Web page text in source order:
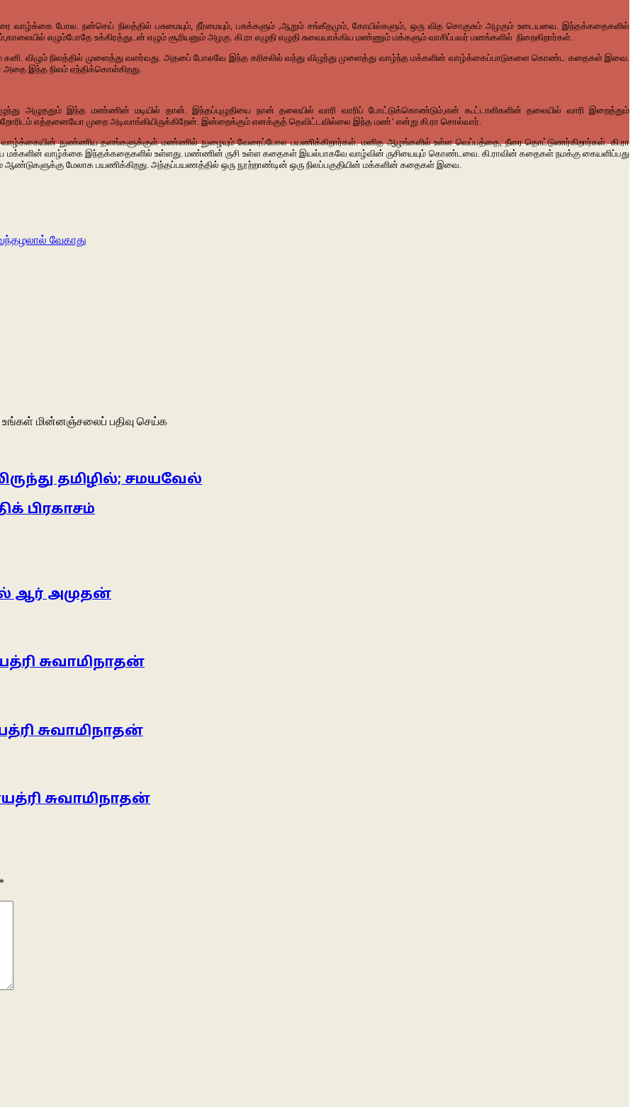
வாழ்க்கை போல .நன்செய் நிலத்தில் பசுமையும், நீர்மையும், பசுக்களும்,ஆறும் சங்கீதமும் ,கோயில்களும் ஒரு வித சொகுசும் அழகும் உடையவை .இந்தக்கதைகளில்
காலையில் எழும்போதே உக்கிரத்துடன் எழும் சூரியனும் அழகு கி ரா எழுதி எழுதி சுவையாக்கிய மண்ணும் மக்களும் வாசிப்பவர் மனங்களில் நிறைகிறார்கள்
கனி விழும் நிலத்தில் முளைத்து வளர்வது அதபை் போலவே இந்த கரிசலில் வந்து விழுந்து முளைத்து வாழ்ந்த மக்களின் வாழ்க்கைப்பாடுகளை கொண்ட கதைகள் இவை
அதை இந்த நிலம் ஏந்திக்கொள்கிறது
அழுததும் இந்த மண்ணின் மடியில் தான் .இந்தப்புழுதியை நான் தலையில் வாரி வாரிப் போட்டுக்கொண்டும் ,என் கூட்டாளிகளின் தலையில் வாரி இறைத்தும்
எத்தனையோ முறை அடிவாங்கியிருக்கிறேன் இன்றைக்கும் எனக்குத் தெவிட்டவில்லை இந்த மண்’ என்று கி ரா சொல்வார்
வாழ்க்கையின் நுண்ணிய தளங்களுக்குள் மண்ணில் நுழையும் வேரைப்போல பயணிக்கிறார்கள்.மனித ஆழங்களில் உள்ள வெப்பத்தை,நீரை தொட்டுணர்கிறார்கள்.கி.ரா
மக்களின் வாழ்க்கை இந்தக்கதைகளில் உள்ளது .மண்ணின் ருசி உள்ள கதைகள் இயல்பாகவே வாழ்வின் ருசியையும் கொண்டவை கி ராவின் கதைகள் நமக்கு கையளிப்பது
ஆண்டுகளுக்கு மேலாக பயணிக்கிறது அந்தப்பயணத்தில் ஒரு நூற்றாண்டின் ஒரு நிலப்பகுதியின் மக்களின் கதைகள் இவை
வேகாது
மின்னஞ்சலைப் பதிவு செய்க
தமிழில்; சமயவேல்
பிரகாசம்
ஆர் அமுதன்
சுவாமிநாதன்
சுவாமிநாதன்
சுவாமிநாதன்
*